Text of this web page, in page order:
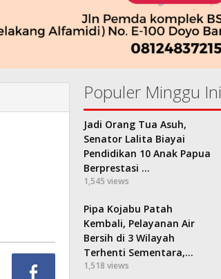
Populer Minggu Ini
Jadi Orang Tua Asuh,
Senator Lalita Biayai
Pendidikan 10 Anak Papua
Berprestasi …
1,545 views
Pipa Kojabu Patah
Kembali, Pelayanan Air
Bersih di 3 Wilayah
Terhenti Sementara,…
1,518 views